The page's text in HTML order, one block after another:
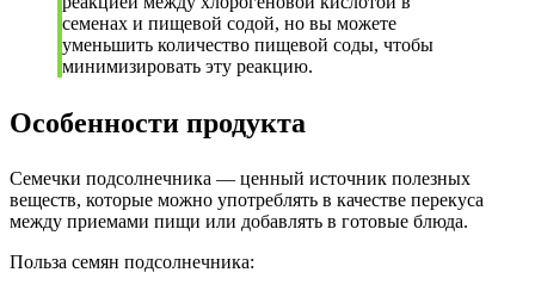
семенах и пищевой содой, но вы можете
уменьшить количество пищевой соды, чтобы
минимизировать эту реакцию.
Особенности продукта
Семечки подсолнечника — ценный источник полезных
веществ, которые можно употреблять в качестве перекуса
между приемами пищи или добавлять в готовые блюда.
Польза семян подсолнечника: